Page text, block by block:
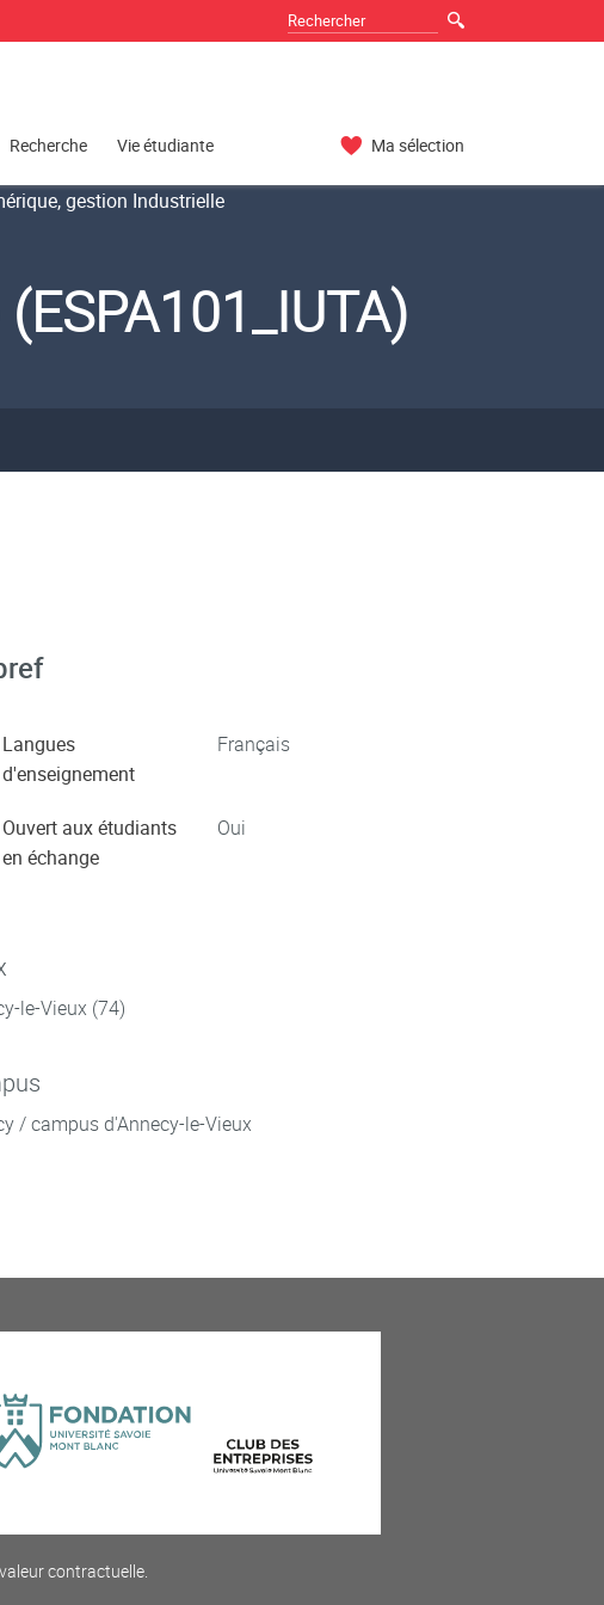
Recherche Vie étudiante Ma sélection
gestion Industrielle
Langues
d'enseignement
Français
Ouvert aux étudiants
en échange
Oui
le-Vieux (74)
/ campus d'Annecy-le-Vieux
contractuelle.